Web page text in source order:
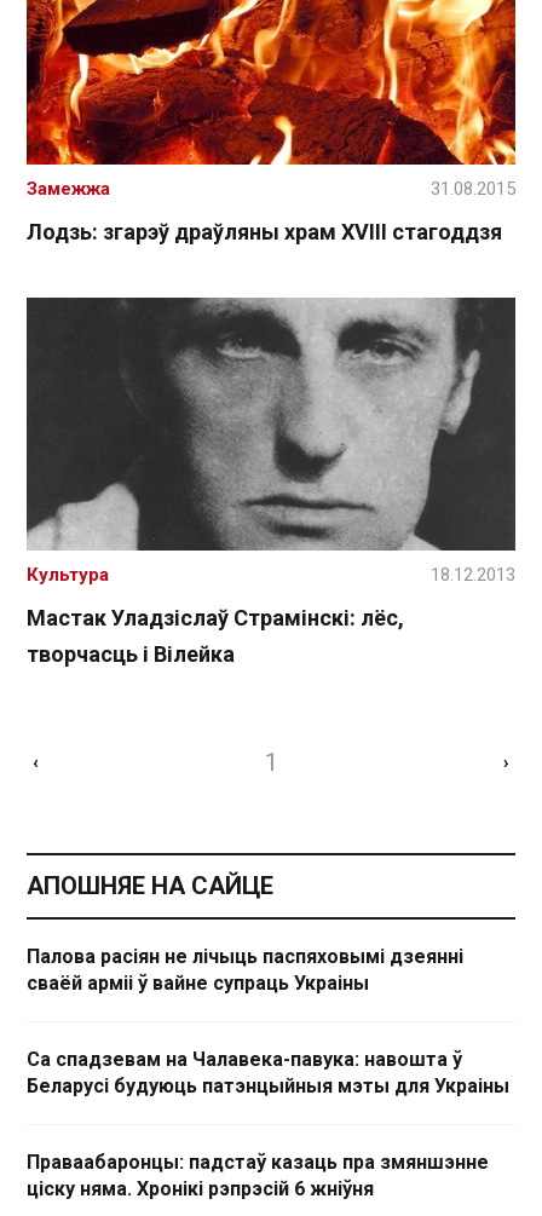
Лодзь: згарэў драўляны храм ХVІІІ стагоддзя
Замежжа 31.08.2015
Мастак Уладзіслаў Страмінскі: лёс,
творчасць і Вілейка
Культура 18.12.2013
‹ 1 ›
АПОШНЯЕ НА САЙЦЕ
Палова расіян не лічыць паспяховымі дзеянні
сваёй арміі ў вайне супраць Украіны
Са спадзевам на Чалавека-павука: навошта ў
Беларусі будуюць патэнцыйныя мэты для Украіны
Праваабаронцы: падстаў казаць пра змяншэнне
ціску няма. Хронікі рэпрэсій 6 жніўня